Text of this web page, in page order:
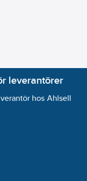
leverantörer
hos Ahlsell